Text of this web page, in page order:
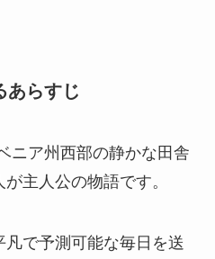
あらすじ
ニア州西部の静かな田舎
主人公の物語です。
で予測可能な毎日を送